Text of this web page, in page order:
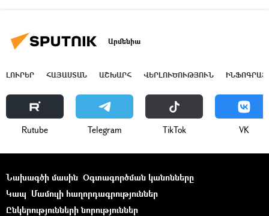
Արմենիա
ԼՈՒՐԵՐ ՀԱՅԱՍՏԱՆ ԱՇԽԱՐՀ ՎԵՐԼՈՒԾՈՒԹՅՈՒՆ
Rutube Telegram ТikТоk VK
Նախագծի մասին Օգտագործման կանոնները
Կապ Մամուլի հաղորդագրություններ
Ընկերությունների նորություններ